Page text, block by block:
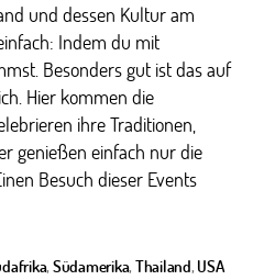
und dessen Kultur am
Indem du mit
Besonders gut ist das auf
Hier kommen die
ihre Traditionen,
genießen einfach nur die
Besuch dieser Events
, Südamerika, Thailand, USA